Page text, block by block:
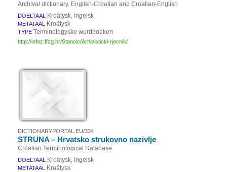
Archival dictionary. English-Croatian and Croatian-English
DOELTAAL Kroätysk, Ingelsk
METATAAL Kroätysk
TYPE Terminologyske wurdboeken
http://infoz.ffzg.hr/Stancic/Arhivisticki-rjecnik/
DICTIONARYPORTAL.EU/334
STRUNA – Hrvatsko strukovno nazivlje
Croatian Terminological Database
DOELTAAL Kroätysk, Ingelsk
METATAAL Kroätysk